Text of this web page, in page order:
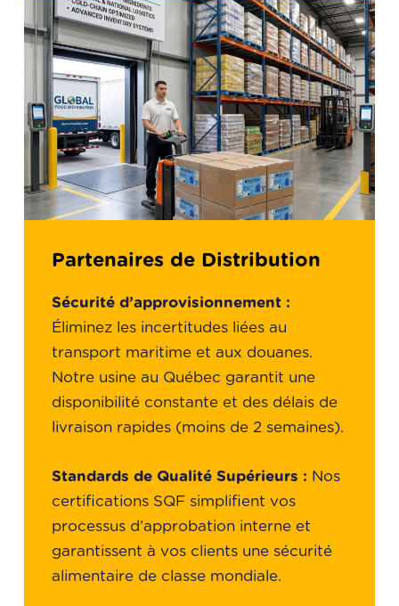
Partenaires de Distribution
Sécurité d’approvisionnement :
Éliminez les incertitudes liées au
transport maritime et aux douanes.
Notre usine au Québec garantit une
disponibilité constante et des délais de
livraison rapides (moins de 2 semaines).
Standards de Qualité Supérieurs : Nos
certifications SQF simplifient vos
processus d’approbation interne et
garantissent à vos clients une sécurité
alimentaire de classe mondiale.